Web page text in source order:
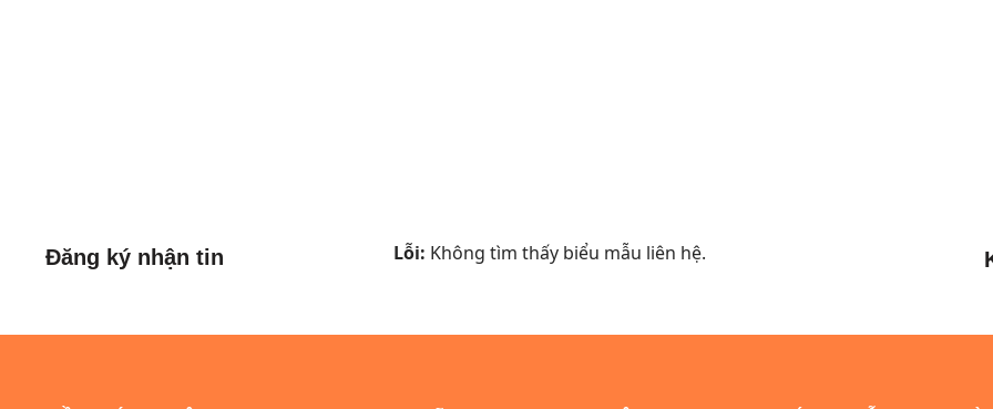
Đăng ký nhận tin Lỗi: Không tìm thấy biểu mẫu liên hệ.